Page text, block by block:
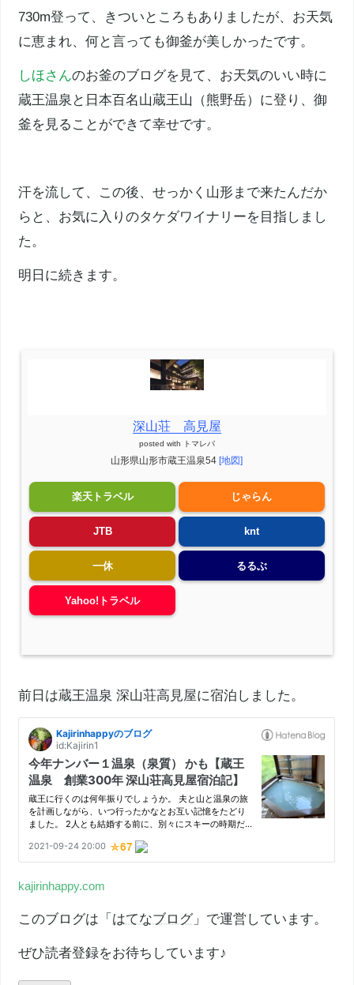
730m登って、きついところもありましたが、お天気
に恵まれ、何と言っても御釜が美しかったです。
しほさんのお釜のブログを見て、お天気のいい時に
蔵王温泉 と 日本百名山蔵王山 （熊野岳）に登り、御
釜を見ることができて幸せです。
汗を流して、この後、せっかく山形まで来たんだか
らと、お気に入りのタケダワイナリーを目指しまし
た。
明日に続きます。
深山荘 高見屋
posted with トマレバ
山形県山形市蔵王温泉54 [地図]
楽天トラベル じゃらん
JTB knt
一休 るるぶ
Yahoo!トラベル
前日は蔵王温泉 深山荘高見屋に宿泊しました。
kajirinhappy.com
このブログは「 はてなブログ」で運営しています。
ぜひ読者登録をお待ちしています♪